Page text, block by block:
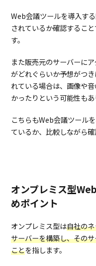
Web会議ツールを導入す
されているか確認するこ
す。
また販売元のサーバーに
がどれぐらいか予想がつ
れている場合は、画像や
かったりという可能性もあ
こちらもWeb会議ツール
ているか、比較しながら確
オンプレミス型
めポイント
オンプレミス型は自社の
サーバーを構築し、その
ことを指します。